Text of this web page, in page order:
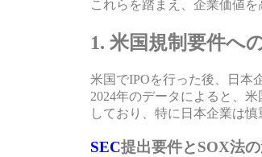
これらを踏まえ、企業価値
1. 米国規制要件へ
米国でIPOを行った後、日本
2024年のデータによると、
しており、特に日本企業は慎
SEC提出要件とSOX法